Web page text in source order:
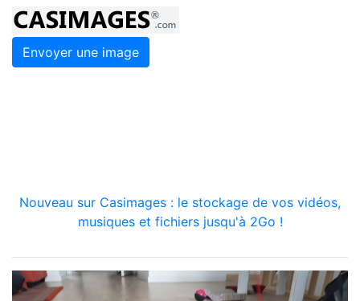
Envoyer une image
Nouveau sur Casimages : le stockage de vos vidéos,
musiques et fichiers jusqu'à 2Go !